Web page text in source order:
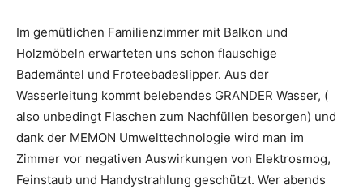
Im gemütlichen Familienzimmer mit Balkon und
Holzmöbeln erwarteten uns schon flauschige
Bademäntel und Froteebadeslipper. Aus der
Wasserleitung kommt belebendes GRANDER Wasser, (
also unbedingt Flaschen zum Nachfüllen besorgen) und
dank der MEMON Umwelttechnologie wird man im
Zimmer vor negativen Auswirkungen von Elektrosmog,
Feinstaub und Handystrahlung geschützt. Wer abends